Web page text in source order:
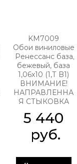
KM7009
Обои виниловые
Ренессанс база,
бежевый, база
1,06х10 (1,Т B1)
ВНИМАНИЕ!
НАПРАВЛЕННА
Я СТЫКОВКА
5 440
руб.